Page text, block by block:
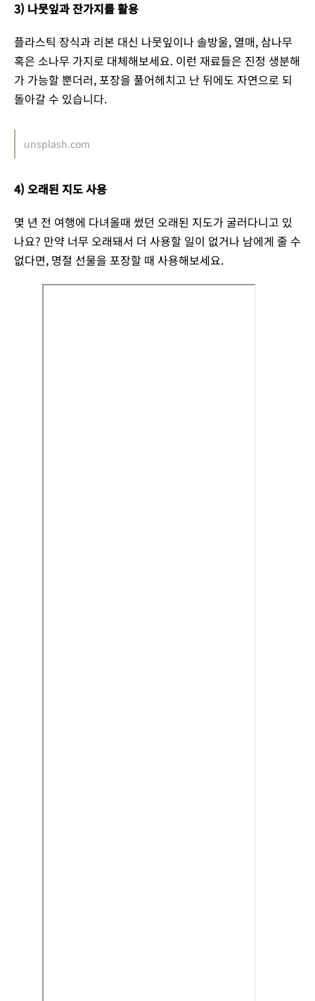
3) 나뭇잎과 잔가지를 활용
플라스틱 장식과 리본 대신 나뭇잎이나 솔방울, 열매, 삼나무
혹은 소나무 가지로 대체해보세요. 이런 재료들은 진정 생분해
가 가능할 뿐더러, 포장을 풀어헤치고 난 뒤에도 자연으로 되
돌아갈 수 있습니다.
unsplash.com
4) 오래된 지도 사용
몇 년 전 여행에 다녀올때 썼던 오래된 지도가 굴러다니고 있
나요? 만약 너무 오래돼서 더 사용할 일이 없거나 남에게 줄 수
없다면, 명절 선물을 포장할 때 사용해보세요.